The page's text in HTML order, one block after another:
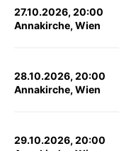
27.10.2026, 20:00
Annakirche, Wien
28.10.2026, 20:00
Annakirche, Wien
29.10.2026, 20:00